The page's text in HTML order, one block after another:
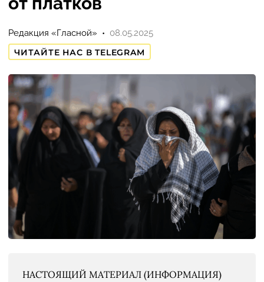
Редакция «Гласной»
08.05.2025
ЧИТАЙТЕ НАС В TELEGRAM
НАСТОЯЩИЙ МАТЕРИАЛ (ИНФОРМАЦИЯ)